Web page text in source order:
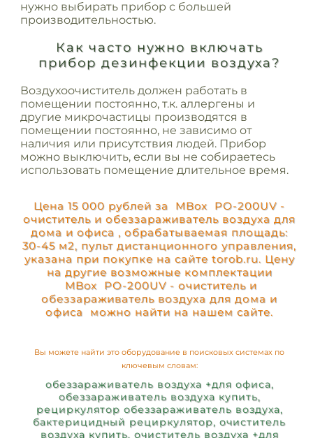
нужно выбирать прибор с большей
производительностью.
Как часто нужно включать
прибор дезинфекции воздуха?
Воздухоочиститель должен работать в
помещении постоянно, т.к. аллергены и
другие микрочастицы производятся в
помещении постоянно, не зависимо от
наличия или присутствия людей. Прибор
можно выключить, если вы не собираетесь
использовать помещение длительное время.
Цена 15 000 рублей за MBox PO-200UV -
очиститель и обеззараживатель воздуха для
дома и офиса , обрабатываемая площадь:
30-45 м2, пульт дистанционного управления,
указана при покупке на сайте torob.ru. Цену
на другие возможные комплектации
MBox PO-200UV - очиститель и
обеззараживатель воздуха для дома и
офиса можно найти на нашем сайте.
Вы можете найти это оборудование в поисковых системах по
ключевым словам:
обеззараживатель воздуха +для офиса,
обеззараживатель воздуха купить,
рециркулятор обеззараживатель воздуха,
бактерицидный рециркулятор, очиститель
воздуха купить, очиститель воздуха +для